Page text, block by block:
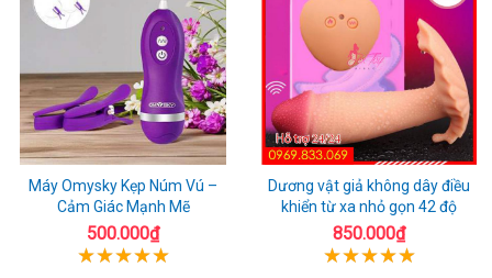
Máy Omysky Kẹp Núm Vú –
Cảm Giác Mạnh Mẽ
500.000₫
Dương vật giả không dây điều
khiển từ xa nhỏ gọn 42 độ
850.000₫